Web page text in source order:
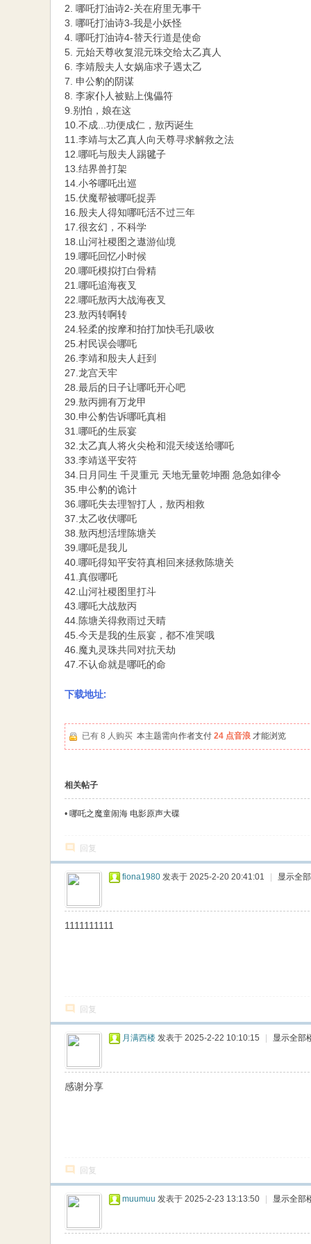
2. 哪吒打油诗2-关在府里无事干
3. 哪吒打油诗3-我是小妖怪
4. 哪吒打油诗4-替天行道是使命
5. 元始天尊收复混元珠交给太乙真人
6. 李靖殷夫人女娲庙求子遇太乙
7. 申公豹的阴谋
8. 李家仆人被贴上傀儡符
9.别怕，娘在这
10.不成...功便成仁，敖丙诞生
11.李靖与太乙真人向天尊寻求解救之法
12.哪吒与殷夫人踢毽子
13.结界兽打架
14.小爷哪吒出巡
15.伏魔帮被哪吒捉弄
16.殷夫人得知哪吒活不过三年
17.很玄幻，不科学
18.山河社稷图之遨游仙境
19.哪吒回忆小时候
20.哪吒模拟打白骨精
21.哪吒追海夜叉
22.哪吒敖丙大战海夜叉
23.敖丙转啊转
24.轻柔的按摩和拍打加快毛孔吸收
25.村民误会哪吒
26.李靖和殷夫人赶到
27.龙宫天牢
28.最后的日子让哪吒开心吧
29.敖丙拥有万龙甲
30.申公豹告诉哪吒真相
31.哪吒的生辰宴
32.太乙真人将火尖枪和混天绫送给哪吒
33.李靖送平安符
34.日月同生 千灵重元 天地无量乾坤圈 急急如律令
35.申公豹的诡计
36.哪吒失去理智打人，敖丙相救
37.太乙收伏哪吒
38.敖丙想活埋陈塘关
39.哪吒是我儿
40.哪吒得知平安符真相回来拯救陈塘关
41.真假哪吒
42.山河社稷图里打斗
43.哪吒大战敖丙
44.陈塘关得救雨过天晴
45.今天是我的生辰宴，都不准哭哦
46.魔丸灵珠共同对抗天劫
47.不认命就是哪吒的命
下载地址:
已有 8 人购买 本主题需向作者支付 24 点音浪 才能浏览
相关帖子
• 哪吒之魔童闹海 电影原声大碟
回复
fiona1980 发表于 2025-2-20 20:41:01 显示全
1111111111
回复
月满西楼 发表于 2025-2-22 10:10:15 显示全部
感谢分享
回复
muumuu 发表于 2025-2-23 13:13:50 显示全部